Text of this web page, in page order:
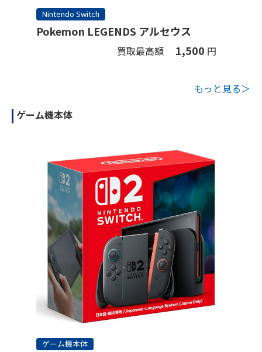
Nintendo Switch
Pokemon LEGENDS アルセウス
買取最高額 1,500 円
もっと見る＞
ゲーム機本体
ゲーム機本体